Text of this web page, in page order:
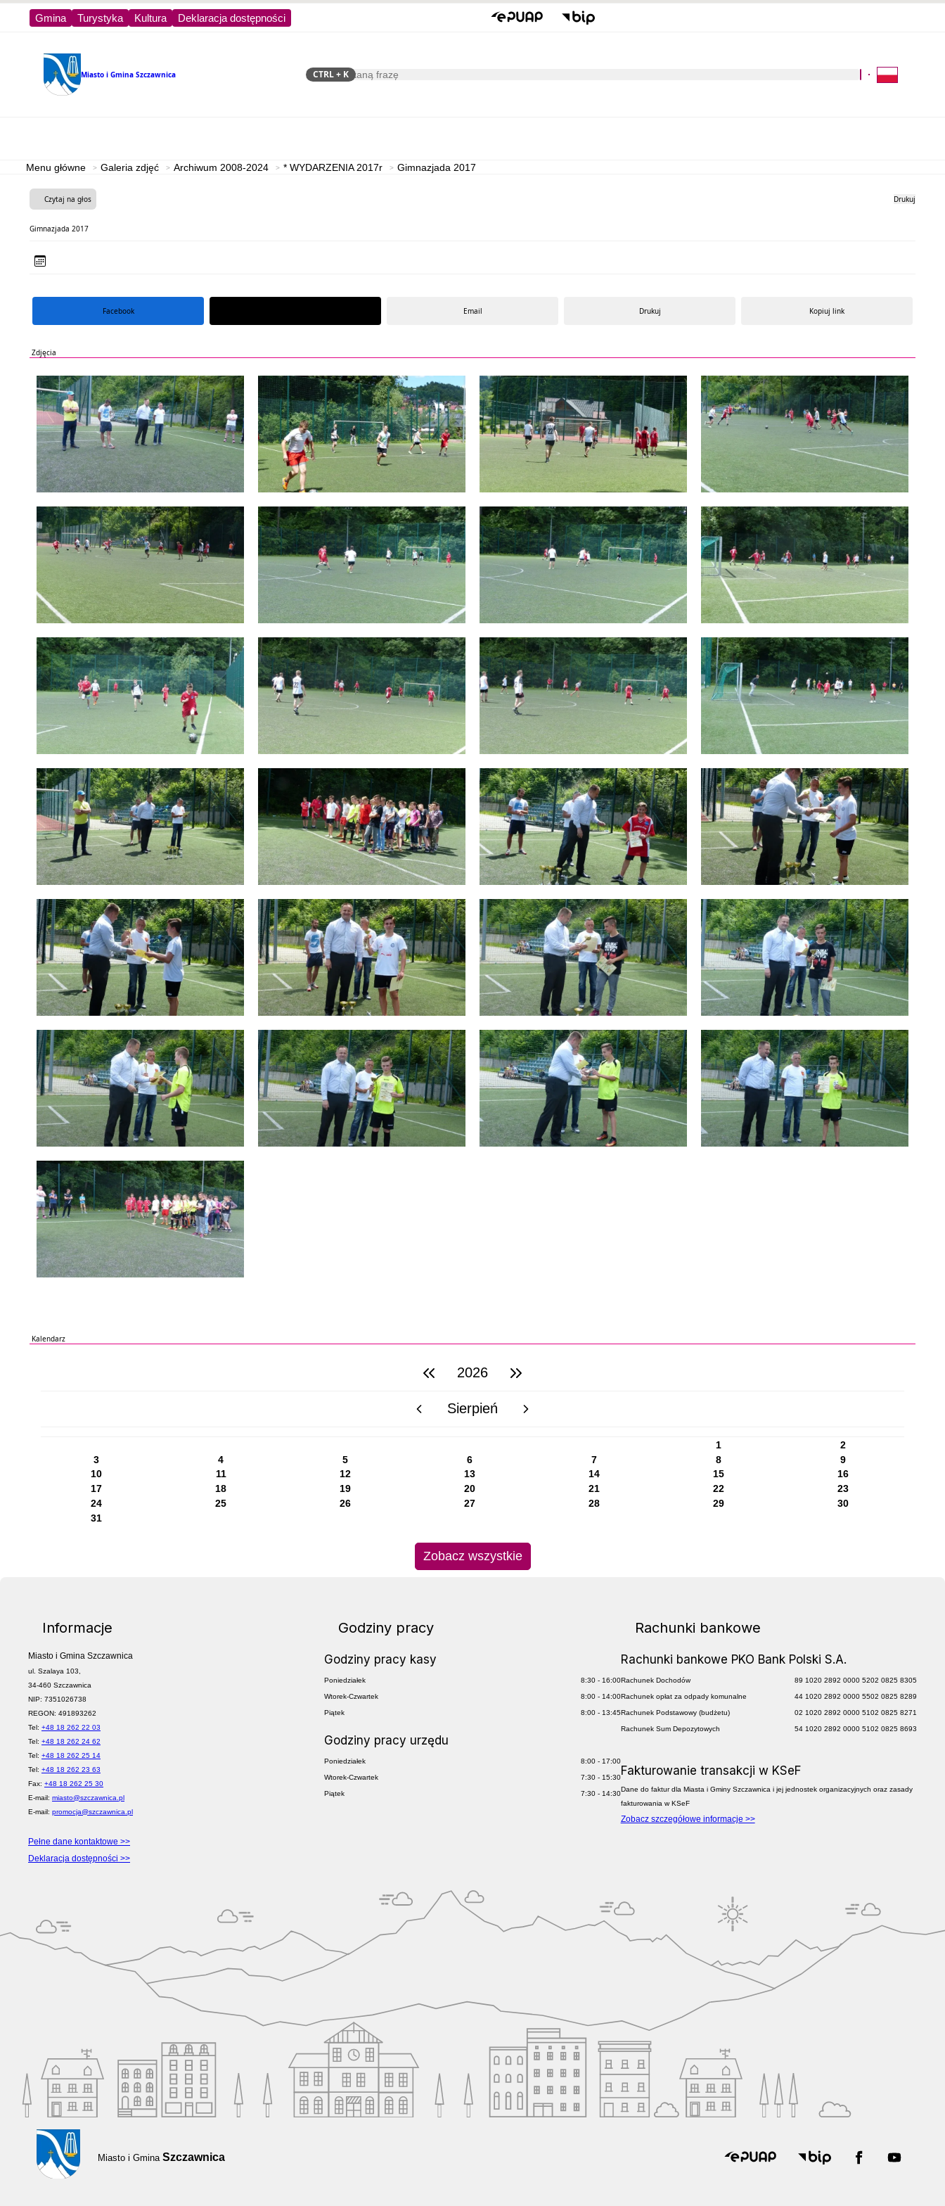
Gmina Turystyka Kultura Deklaracja dostępności
Miasto i Gmina Szczawnica Szukaj
CTRL+ K
Kliknij aby wyszukać za
Menu główne Galeria zdjęć Archiwum 2008-2024 * WYDARZENIA 2017r Gimnazjada 2017
Czytaj na głos Drukuj
Gimnazjada 2017
Facebook Email Drukuj Kopiuj link
Zdjęcia
Kalendarz
poprzedni rok2026 następny rok
poprzedni miesiącSierpień następny miesiąc
1
2
3
4 5 6 7 8
9
10
11 12 13 14 15
16
17
18 19 20 21 22
23
24
25 26 27 28 29
30
31
Zobacz wszystkie
Informacje
Miasto i Gmina Szczawnica
ul. Szalaya 103,
34-460 Szczawnica
NIP: 7351026738
REGON: 491893262
Tel: +48 18 262 22 03
Tel: +48 18 262 24 62
Tel: +48 18 262 25 14
Tel: +48 18 262 23 63
Fax: +48 18 262 25 30
E-mail: miasto@szczawnica.pl
E-mail: promocja@szczawnica.pl
Pełne dane kontaktowe >>
Deklaracja dostępności >>
Godziny pracy
Godziny pracy kasy
Poniedziałek 8:30 - 16:00
Wtorek-Czwartek 8:00 - 14:00
Piątek 8:00 - 13:45
Godziny pracy urzędu
Poniedziałek 8:00 - 17:00
Wtorek-Czwartek 7:30 - 15:30
Piątek 7:30 - 14:30
Rachunki bankowe
Rachunki bankowe PKO Bank Polski S.A.
Rachunek Dochodów 89 1020 2892 0000 5202 0825 8305
Rachunek opłat za odpady komunalne 44 1020 2892 0000 5502 0825 8289
Rachunek Podstawowy (budżetu) 02 1020 2892 0000 5102 0825 8271
Rachunek Sum Depozytowych 54 1020 2892 0000 5102 0825 8693
Fakturowanie transakcji w KSeF
Dane do faktur dla Miasta i Gminy Szczawnica i jej jednostek organizacyjnych oraz zasady
fakturowania w KSeF
Zobacz szczegółowe informacje >>
Miasto i Gmina Szczawnica